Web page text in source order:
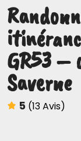
GR53 –
Saverne
5 (13 Avis)